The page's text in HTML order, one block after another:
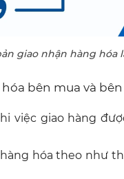
giao nhận hàng hóa
bên mua và bên
việc giao hàng
hóa theo như